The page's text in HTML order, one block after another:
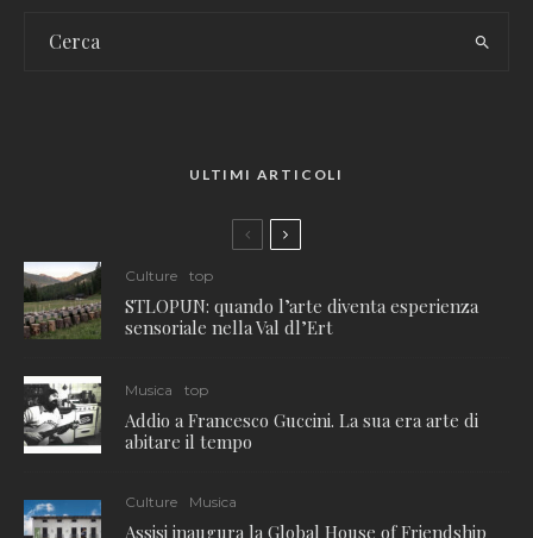
ULTIMI ARTICOLI
Culture top
STLOPUN: quando l’arte diventa esperienza
sensoriale nella Val dl’Ert
Musica top
Addio a Francesco Guccini. La sua era arte di
abitare il tempo
Culture Musica
Assisi inaugura la Global House of Friendship